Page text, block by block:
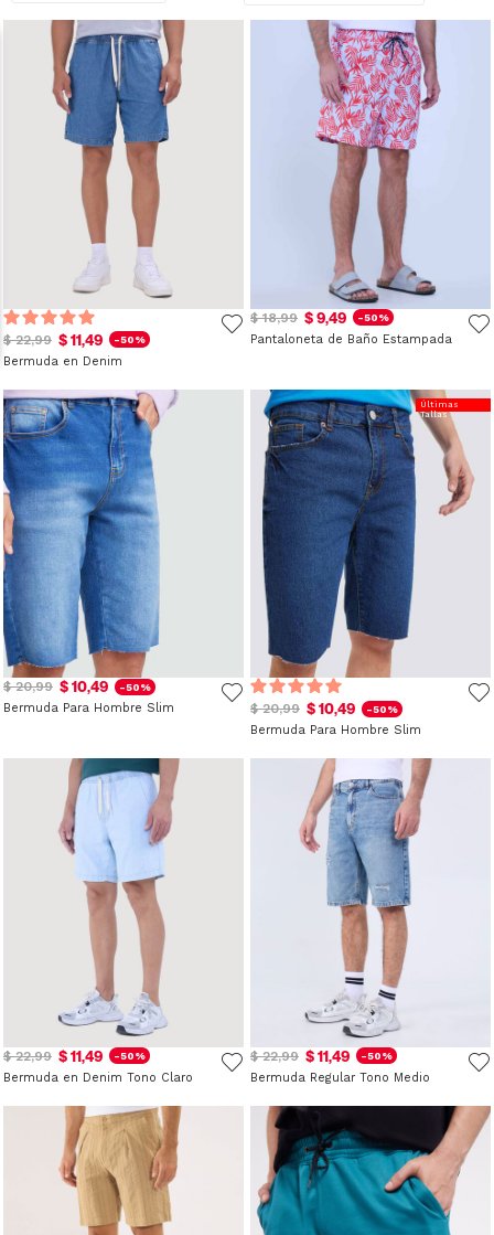
$ 22,99 $ 11,49 -50%
Bermuda en Denim
$ 18,99 $ 9,49 -50%
Pantaloneta de Baño Estampada
$ 20,99 $ 10,49 -50%
Bermuda Para Hombre Slim
Últimas
Tallas
$ 20,99 $ 10,49 -50%
Bermuda Para Hombre Slim
$ 22,99 $ 11,49 -50%
Bermuda en Denim Tono Claro
$ 22,99 $ 11,49 -50%
Bermuda Regular Tono Medio